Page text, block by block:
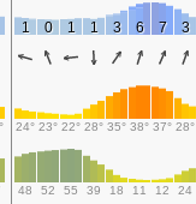
1 0 1 1 3 6 7 3
24° 23° 22° 28° 35° 38° 37° 28°
48 52 55 39 18 11 12 24